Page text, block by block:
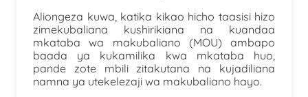
Aliongeza kuwa, katika kikao hicho taasisi hizo
zimekubaliana kushirikiana na kuandaa
mkataba wa makubaliano (MOU) ambapo
baada ya kukamilika kwa mkataba huo,
pande zote mbili zitakutana na kujadiliana
namna ya utekelezaji wa makubaliano hayo.